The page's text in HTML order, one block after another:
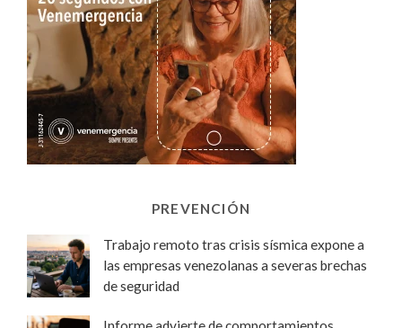
PREVENCIÓN
Trabajo remoto tras crisis sísmica expone a
las empresas venezolanas a severas brechas
de seguridad